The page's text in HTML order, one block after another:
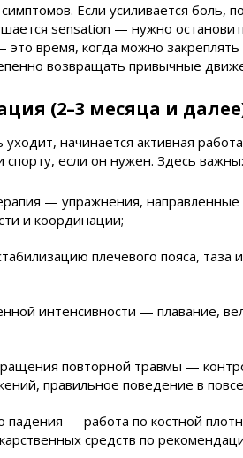
Если усиливается боль,
sensation — нужно
время, когда можно
возвращать привычные
(2–3 месяца и
уходит, начинается активная
если он нужен. Здесь важны:
— упражнения, направленные
и координации;
плечевого пояса, таза
интенсивности — плавание,
повторной травмы —
правильное поведение в
падения — работа по костной
средств по